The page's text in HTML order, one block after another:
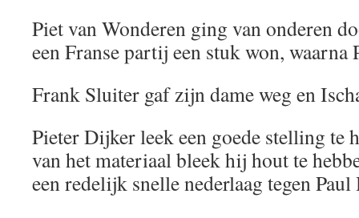
Piet van Wonderen ging van onderen
een Franse partij een stuk won, waarna
Frank Sluiter gaf zijn dame weg en
Pieter Dijker leek een goede stelling te
van het materiaal bleek hij hout te
een redelijk snelle nederlaag tegen Paul